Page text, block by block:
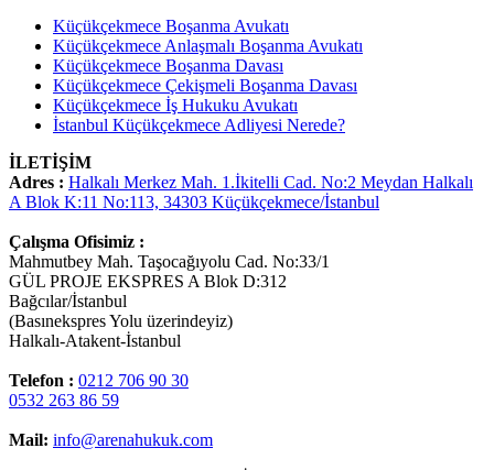
Küçükçekmece Boşanma Avukatı
Küçükçekmece Anlaşmalı Boşanma Avukatı
Küçükçekmece Boşanma Davası
Küçükçekmece Çekişmeli Boşanma Davası
Küçükçekmece İş Hukuku Avukatı
İstanbul Küçükçekmece Adliyesi Nerede?
İLETİŞİM
Adres : Halkalı Merkez Mah. 1.İkitelli Cad. No:2 Meydan Halkalı
A Blok K:11 No:113, 34303 Küçükçekmece/İstanbul
Çalışma Ofisimiz :
Mahmutbey Mah. Taşocağıyolu Cad. No:33/1
GÜL PROJE EKSPRES A Blok D:312
Bağcılar/İstanbul
(Basınekspres Yolu üzerindeyiz)
Halkalı-Atakent-İstanbul
Telefon : 0212 706 90 30
0532 263 86 59
Mail: info@arenahukuk.com